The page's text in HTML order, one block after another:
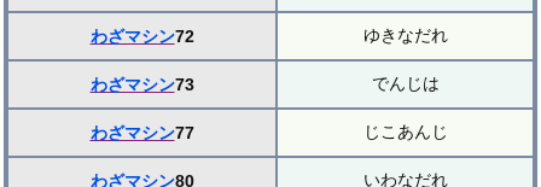
わざマシン72 ゆきなだれ
わざマシン73 でんじは
わざマシン77 じこあんじ
わざマシン80 いわなだれ